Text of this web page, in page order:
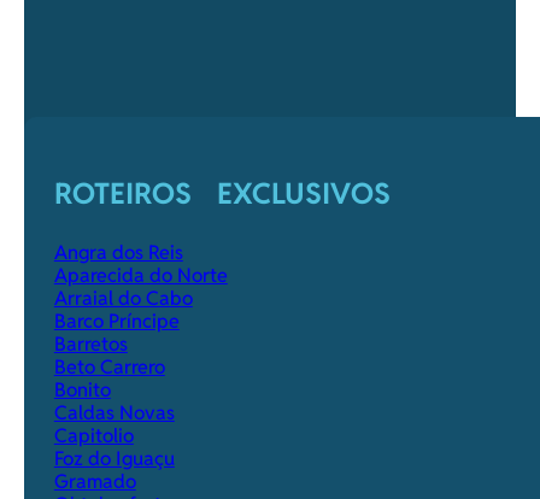
ROTEIROS EXCLUSIVOS
Angra dos Reis
Aparecida do Norte
Arraial do Cabo
Barco Príncipe
Barretos
Beto Carrero
Bonito
Caldas Novas
Capitolio
Foz do Iguaçu
Gramado